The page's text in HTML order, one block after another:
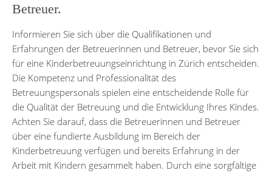
Betreuer.
Informieren Sie sich über die Qualifikationen und
Erfahrungen der Betreuerinnen und Betreuer, bevor Sie sich
für eine Kinderbetreuungseinrichtung in Zürich entscheiden.
Die Kompetenz und Professionalität des
Betreuungspersonals spielen eine entscheidende Rolle für
die Qualität der Betreuung und die Entwicklung Ihres Kindes.
Achten Sie darauf, dass die Betreuerinnen und Betreuer
über eine fundierte Ausbildung im Bereich der
Kinderbetreuung verfügen und bereits Erfahrung in der
Arbeit mit Kindern gesammelt haben. Durch eine sorgfältige